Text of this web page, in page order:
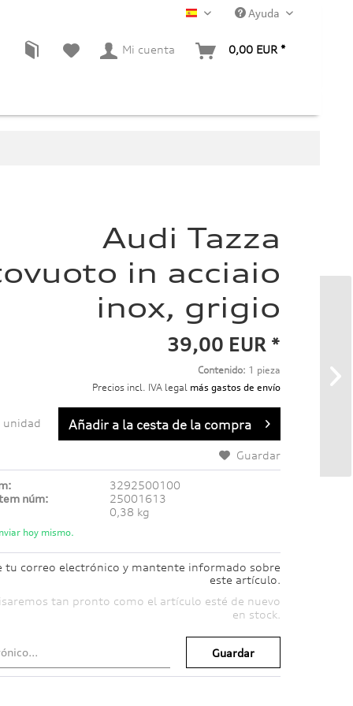
ES Ayuda
Mi cuenta 0,00 EUR *
Audi Tazza
in acciaio
inox, grigio
39,00 EUR *
Contenido: 1 pieza
Precios incl. IVA legal más gastos de envío
unidad Añadir a la cesta de la compra
Guardar
3292500100
núm:
25001613
0,38 kg
hoy mismo.
tu correo electrónico y mantente informado sobre
este artículo.
tan pronto como el artículo esté de nuevo
en stock.
Guardar